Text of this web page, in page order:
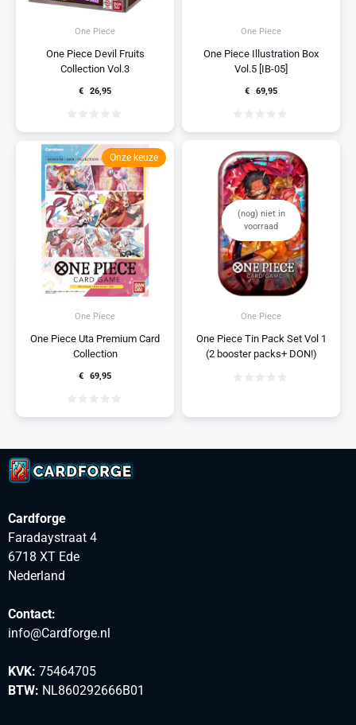
One Piece
One Piece Devil Fruits
Collection Vol.3
€ 26,95
One Piece
One Piece Illustration Box
Vol.5 [IB-05]
€ 69,95
One Piece
One Piece Uta Premium Card
Collection
€ 69,95
Onze keuze
(nog) niet in
voorraad
One Piece
One Piece Tin Pack Set Vol 1
(2 booster packs+ DON!)
Cardforge
Faradaystraat 4
6718 XT Ede
Nederland
Contact:
info@Cardforge.nl
KVK: 75464705
BTW: NL860292666B01